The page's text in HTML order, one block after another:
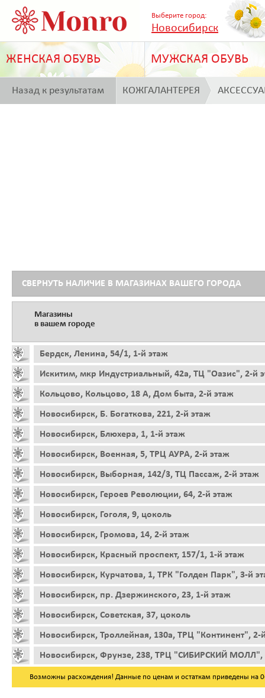
Выберите город:
Новосибирск
ЖЕНСКАЯ ОБУВЬ МУЖСКАЯ ОБУВЬ
Назад к результатам КОЖГАЛАНТЕРЕЯ
СВЕРНУТЬ НАЛИЧИЕ В МАГАЗИНАХ ВАШЕГО ГОРОДА
Магазины
в вашем городе
Бердск, Ленина, 54/1, 1-й этаж
Искитим, мкр Индустриальный, 42а, ТЦ "Оазис", 2-й
Кольцово, Кольцово, 18 А, Дом быта, 2-й этаж
Новосибирск, Б. Богаткова, 221, 2-й этаж
Новосибирск, Блюхера, 1, 1-й этаж
Новосибирск, Военная, 5, ТРЦ АУРА, 2-й этаж
Новосибирск, Выборная, 142/3, ТЦ Пассаж, 2-й этаж
Новосибирск, Героев Революции, 64, 2-й этаж
Новосибирск, Гоголя, 9, цоколь
Новосибирск, Громова, 14, 2-й этаж
Новосибирск, Красный проспект, 157/1, 1-й этаж
Новосибирск, Курчатова, 1, ТРК "Голден Парк", 3-й
Новосибирск, пр. Дзержинского, 23, 1-й этаж
Новосибирск, Советская, 37, цоколь
Новосибирск, Троллейная, 130а, ТРЦ "Континент", 2-
Новосибирск, Фрунзе, 238, ТРЦ "СИБИРСКИЙ МОЛЛ",
Возможны расхождения! Данные по ценам и остаткам приведены на